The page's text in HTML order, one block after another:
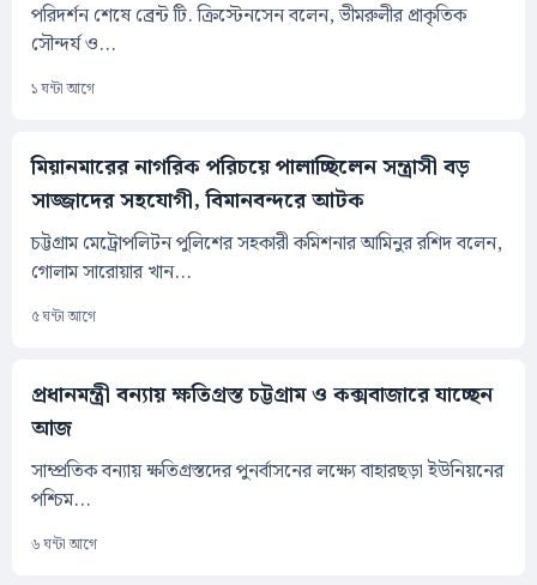
পরিদর্শন শেষে ব্রেন্ট টি. ক্রিস্টেনসেন বলেন, ভীমরুলীর প্রাকৃতিক
সৌন্দর্য ও...
১ ঘন্টা আগে
মিয়ানমারের নাগরিক পরিচয়ে পালাচ্ছিলেন সন্ত্রাসী বড়
সাজ্জাদের সহযোগী, বিমানবন্দরে আটক
চট্টগ্রাম মেট্রোপলিটন পুলিশের সহকারী কমিশনার আমিনুর রশিদ বলেন,
গোলাম সারোয়ার খান...
৫ ঘন্টা আগে
প্রধানমন্ত্রী বন্যায় ক্ষতিগ্রস্ত চট্টগ্রাম ও কক্সবাজারে যাচ্ছেন
আজ
সাম্প্রতিক বন্যায় ক্ষতিগ্রস্তদের পুনর্বাসনের লক্ষ্যে বাহারছড়া ইউনিয়নের
পশ্চিম...
৬ ঘন্টা আগে